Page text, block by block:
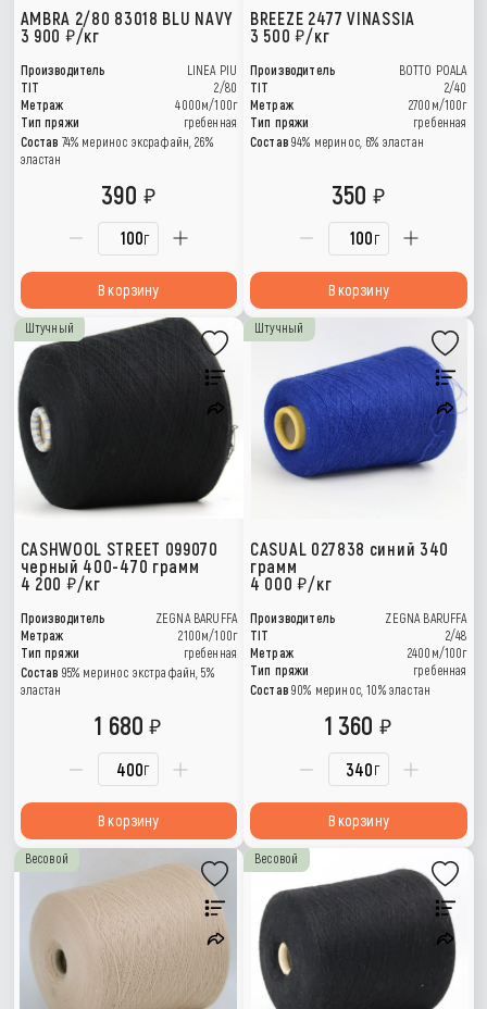
AMBRA 2/80 83018 BLU NAVY
3 900
/кг
Производитель
LINEA PIU
TIT
2/80
Метраж
4000м/100г
Тип пряжи
гребенная
Состав 74% меринос эксрафайн, 26%
эластан
г
390
В корзину
BREEZE 2477 VINASSIA
3 500 /кг
Производитель
BOTTO POALA
TIT
2/40
Метраж
2700м/100г
Тип пряжи
гребенная
Состав 94% меринос, 6% эластан
г
350
В корзину
Штучный
CASHWOOL STREET 099070
черный 400-470 грамм
4 200
/кг
Производитель
ZEGNA BARUFFA
Метраж
2100м/100г
Тип пряжи
гребенная
Состав 95% меринос экстрафайн, 5%
эластан
г
1 680
В корзину
Штучный
CASUAL 027838 синий 340
грамм
4 000 /кг
Производитель
ZEGNA BARUFFA
TIT
2/48
Метраж
2400м/100г
Тип пряжи
гребенная
Состав 90% меринос, 10% эластан
г
1 360
В корзину
Весовой Весовой